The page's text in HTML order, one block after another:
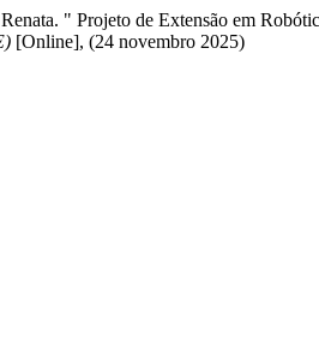
" Projeto de Extensão em
[Online], (24 novembro 2025)